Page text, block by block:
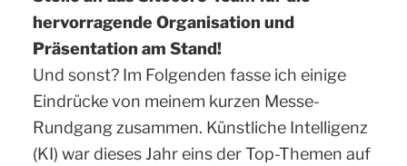
hervorragende Organisation und
Präsentation am Stand!
Und sonst? Im Folgenden fasse ich einige
Eindrücke von meinem kurzen Messe-
Rundgang zusammen. Künstliche Intelligenz
(KI) war dieses Jahr eins der Top-Themen auf